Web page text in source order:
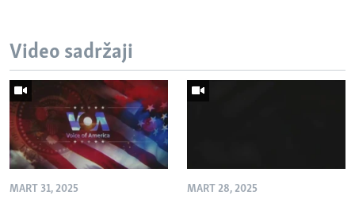
Video sadržaji
MART 31, 2025 MART 28, 2025